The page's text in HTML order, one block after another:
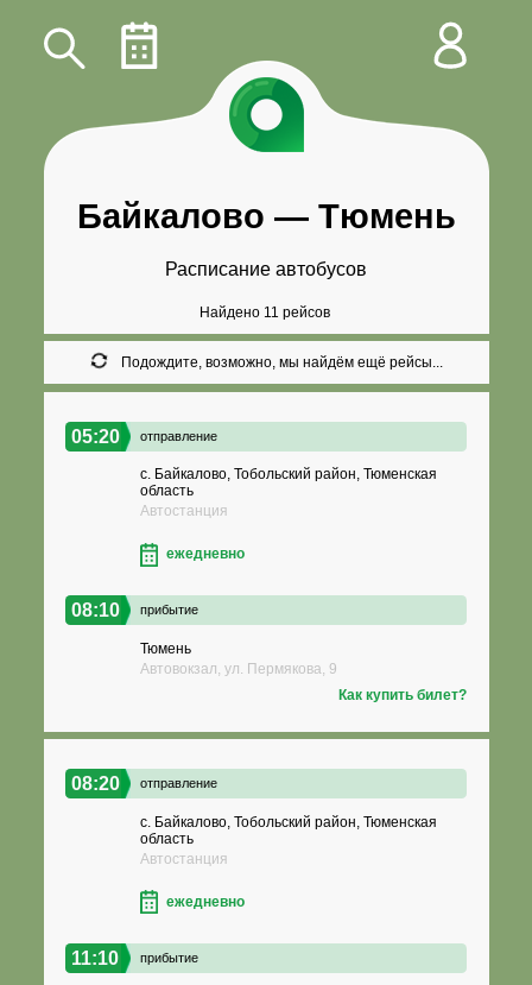
Байкалово — Тюмень
Расписание автобусов
Найдено 11 рейсов
Подождите, возможно, мы найдём ещё рейсы...
05:20 отправление
с. Байкалово, Тобольский район, Тюменская
область
Автостанция
ежедневно
08:10 прибытие
Тюмень
Автовокзал, ул. Пермякова, 9
Как купить билет?
08:20 отправление
с. Байкалово, Тобольский район, Тюменская
область
Автостанция
ежедневно
11:10 прибытие